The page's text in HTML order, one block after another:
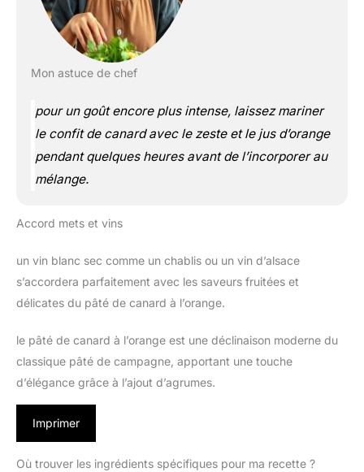
Mon astuce de chef
pour un goût encore plus intense, laissez mariner
le confit de canard avec le zeste et le jus d’orange
pendant quelques heures avant de l’incorporer au
mélange.
Accord mets et vins
un vin blanc sec comme un chablis ou un vin d’alsace
s’accordera parfaitement avec les saveurs fruitées et
délicates du pâté de canard à l’orange.
le pâté de canard à l’orange est une déclinaison moderne du
classique pâté de campagne, apportant une touche
d’élégance grâce à l’ajout d’agrumes.
Imprimer
Où trouver les ingrédients spécifiques pour ma recette ?